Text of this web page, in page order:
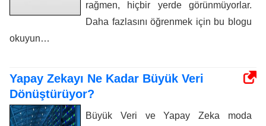
rağmen, hiçbir yerde görünmüyorlar.
Daha fazlasını öğrenmek için bu blogu
okuyun…
Yapay Zekayı Ne Kadar Büyük Veri
Dönüştürüyor?
Büyük Veri ve Yapay Zeka moda